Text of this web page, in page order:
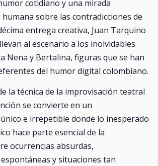
cotidiano y una mirada
sobre las contradicciones de
entrega creativa, Juan Tarquino
al escenario a los inolvidables
Nena y Bertalina, figuras que se han
del humor digital colombiano.
la técnica de la improvisación teatral
se convierte en un
e irrepetible donde lo inesperado
hace parte esencial de la
ocurrencias absurdas,
y situaciones tan